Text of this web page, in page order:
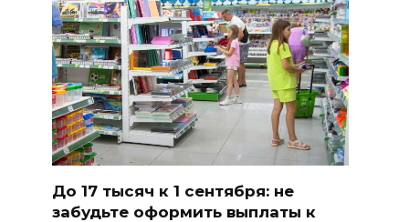
До 17 тысяч к 1 сентября: не
забудьте оформить выплаты к